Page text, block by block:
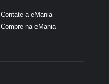
Contate a eMania
Compre na eMania